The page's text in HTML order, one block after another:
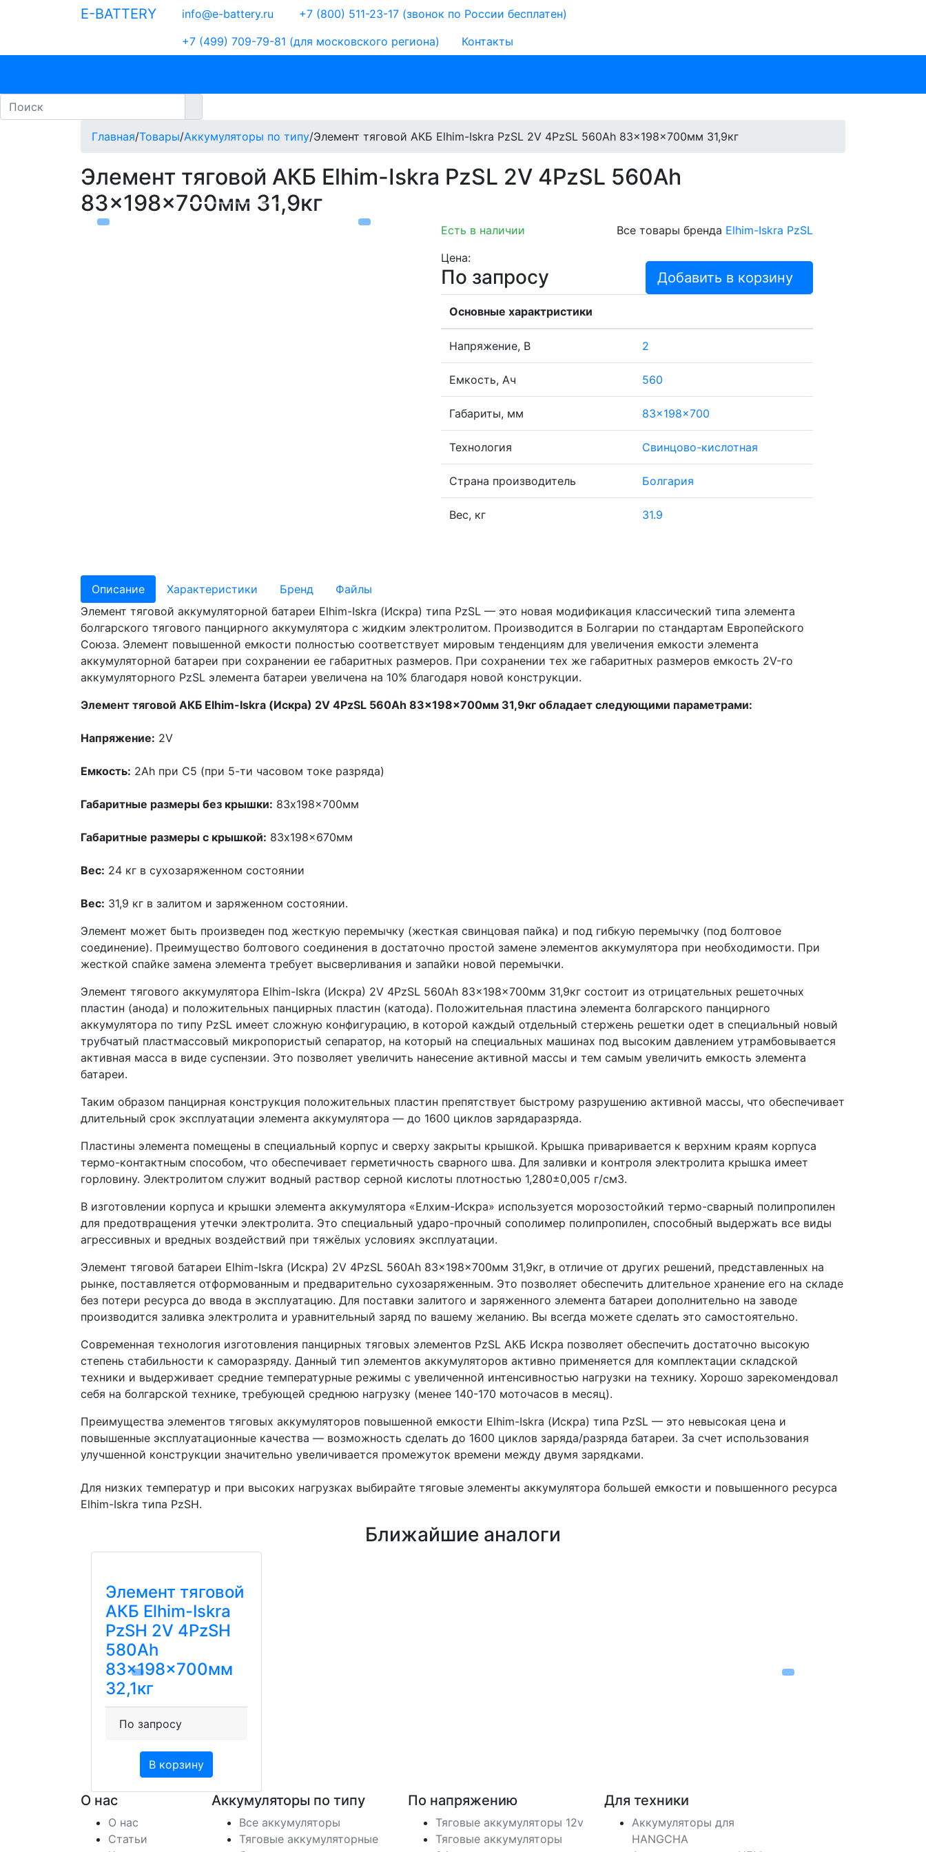
E-BATTERY info@e-battery.ru +7 (800) 511-23-17 (звонок по России бесплатен)
+7 (499) 709-79-81 (для московского региона) Контакты
Главная/Товары/Аккумуляторы по типу/Элемент тяговой АКБ Elhim-Iskra PzSL 2V 4PzSL 560Ah 83x198x700мм 31,9кг
Элемент тяговой АКБ Elhim-Iskra PzSL 2V 4PzSL 560Ah
83x198x700мм 31,9кг
Есть в наличии Все товары бренда Elhim-Iskra PzSL
Цена:
По запросу Добавить в корзину
Основные характристики
Напряжение, В 2
Емкость, Ач 560
Габариты, мм 83x198x700
Технология Свинцово-кислотная
Страна производитель Болгария
Вес, кг 31.9
Описание Характеристики Бренд
Файлы
Элемент тяговой аккумуляторной батареи Elhim-Iskra (Искра) типа PzSL — это новая модификация классический типа элемента
болгарского тягового панцирного аккумулятора с жидким электролитом. Производится в Болгарии по стандартам Европейского
Союза. Элемент повышенной емкости полностью соответствует мировым тенденциям для увеличения емкости элемента
аккумуляторной батареи при сохранении ее габаритных размеров. При сохранении тех же габаритных размеров емкость 2V-го
аккумуляторного PzSL элемента батареи увеличена на 10% благодаря новой конструкции.
Элемент тяговой АКБ Elhim-Iskra (Искра) 2V 4PzSL 560Ah 83x198x700мм 31,9кг обладает следующими параметрами:
Напряжение: 2V
Емкость: 2Ah при С5 (при 5-ти часовом токе разряда)
Габаритные размеры без крышки: 83x198x700мм
Габаритные размеры с крышкой: 83x198x670мм
Вес: 24 кг в сухозаряженном состоянии
Вес: 31,9 кг в залитом и заряженном состоянии.
Элемент может быть произведен под жесткую перемычку (жесткая свинцовая пайка) и под гибкую перемычку (под болтовое
соединение). Преимущество болтового соединения в достаточно простой замене элементов аккумулятора при необходимости. При
жесткой спайке замена элемента требует высверливания и запайки новой перемычки.
Элемент тягового аккумулятора Elhim-Iskra (Искра) 2V 4PzSL 560Ah 83x198x700мм 31,9кг состоит из отрицательных решеточных
пластин (анода) и положительных панцирных пластин (катода). Положительная пластина элемента болгарского панцирного
аккумулятора по типу PzSL имеет сложную конфигурацию, в которой каждый отдельный стержень решетки одет в специальный новый
трубчатый пластмассовый микропористый сепаратор, на который на специальных машинах под высоким давлением утрамбовывается
активная масса в виде суспензии. Это позволяет увеличить нанесение активной массы и тем самым увеличить емкость элемента
батареи.
Таким образом панцирная конструкция положительных пластин препятствует быстрому разрушению активной массы, что обеспечивает
длительный срок эксплуатации элемента аккумулятора — до 1600 циклов зарядаразряда.
Пластины элемента помещены в специальный корпус и сверху закрыты крышкой. Крышка приваривается к верхним краям корпуса
термо-контактным способом, что обеспечивает герметичность сварного шва. Для заливки и контроля электролита крышка имеет
горловину. Электролитом служит водный раствор серной кислоты плотностью 1,280±0,005 г/см3.
В изготовлении корпуса и крышки элемента аккумулятора «Елхим-Искра» используется морозостойкий термо-сварный полипропилен
для предотвращения утечки электролита. Это специальный ударо-прочный сополимер полипропилен, способный выдержать все виды
агрессивных и вредных воздействий при тяжёлых условиях эксплуатации.
Элемент тяговой батареи Elhim-Iskra (Искра) 2V 4PzSL 560Ah 83x198x700мм 31,9кг, в отличие от других решений, представленных на
рынке, поставляется отформованным и предварительно сухозаряженным. Это позволяет обеспечить длительное хранение его на складе
без потери ресурса до ввода в эксплуатацию. Для поставки залитого и заряженного элемента батареи дополнительно на заводе
производится заливка электролита и уравнительный заряд по вашему желанию. Вы всегда можете сделать это самостоятельно.
Современная технология изготовления панцирных тяговых элементов PzSL АКБ Искра позволяет обеспечить достаточно высокую
степень стабильности к саморазряду. Данный тип элементов аккумуляторов активно применяется для комплектации складской
техники и выдерживает средние температурные режимы с увеличенной интенсивностью нагрузки на технику. Хорошо зарекомендовал
себя на болгарской технике, требующей среднюю нагрузку (менее 140-170 моточасов в месяц).
Преимущества элементов тяговых аккумуляторов повышенной емкости Elhim-Iskra (Искра) типа PzSL — это невысокая цена и
повышенные эксплуатационные качества — возможность сделать до 1600 циклов заряда/разряда батареи. За счет использования
улучшенной конструкции значительно увеличивается промежуток времени между двумя зарядками.
Для низких температур и при высоких нагрузках выбирайте тяговые элементы аккумулятора большей емкости и повышенного ресурса
Elhim-Iskra типа PzSH.
Ближайшие аналоги
Элемент тяговой
АКБ Elhim-Iskra
PzSH 2V 4PzSH
580Ah
83x198x700мм
32,1кг
По запросу
В корзину
О нас
О нас
Статьи
Аккумуляторы по типу
Все аккумуляторы
Тяговые аккумуляторные
По напряжению
Тяговые аккумуляторы 12v
Тяговые аккумуляторы
Для техники
Аккумуляторы для
HANGCHA